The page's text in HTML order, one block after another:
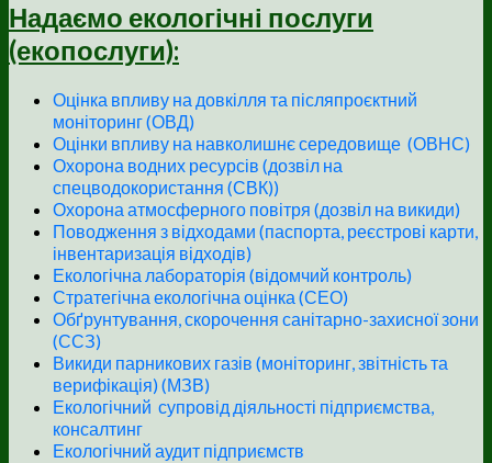
Надаємо екологічні послуги
(екопослуги):
Оцінка впливу на довкілля та післяпроєктний
моніторинг (ОВД)
Оцінки впливу на навколишнє середовище (ОВНС)
Охорона водних ресурсів (дозвіл на
спецводокористання (СВК))
Охорона атмосферного повітря (дозвіл на викиди)
Поводження з відходами (паспорта, реєстрові карти,
інвентаризація відходів)
Екологічна лабораторія (відомчий контроль)
Стратегічна екологічна оцінка (СЕО)
Обґрунтування, скорочення санітарно-захисної зони
(ССЗ)
Викиди парникових газів (моніторинг, звітність та
верифікація) (МЗВ)
Екологічний супровід діяльності підприємства,
консалтинг
Екологічний аудит підприємств